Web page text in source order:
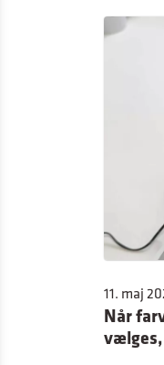
11. maj
Når